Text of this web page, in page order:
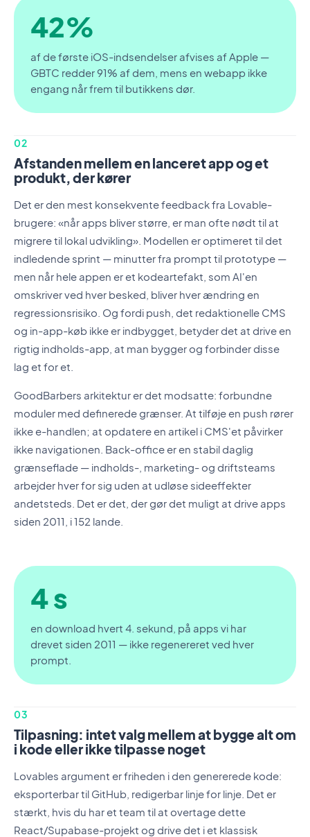
42%
af de første iOS-indsendelser afvises af Apple —
GBTC redder 91% af dem, mens en webapp ikke
engang når frem til butikkens dør.
02
Afstanden mellem en lanceret app og et
produkt, der kører
Det er den mest konsekvente feedback fra Lovable-
brugere: «når apps bliver større, er man ofte nødt til at
migrere til lokal udvikling». Modellen er optimeret til det
indledende sprint — minutter fra prompt til prototype —
men når hele appen er et kodeartefakt, som AI'en
omskriver ved hver besked, bliver hver ændring en
regressionsrisiko. Og fordi push, det redaktionelle CMS
og in-app-køb ikke er indbygget, betyder det at drive en
rigtig indholds-app, at man bygger og forbinder disse
lag et for et.
GoodBarbers arkitektur er det modsatte: forbundne
moduler med definerede grænser. At tilføje en push rører
ikke e-handlen; at opdatere en artikel i CMS'et påvirker
ikke navigationen. Back-office er en stabil daglig
grænseflade — indholds-, marketing- og driftsteams
arbejder hver for sig uden at udløse sideeffekter
andetsteds. Det er det, der gør det muligt at drive apps
siden 2011, i 152 lande.
4 s
en download hvert 4. sekund, på apps vi har
drevet siden 2011 — ikke regenereret ved hver
prompt.
03
Tilpasning: intet valg mellem at bygge alt om
i kode eller ikke tilpasse noget
Lovables argument er friheden i den genererede kode:
eksporterbar til GitHub, redigerbar linje for linje. Det er
stærkt, hvis du har et team til at overtage dette
React/Supabase-projekt og drive det i et klassisk